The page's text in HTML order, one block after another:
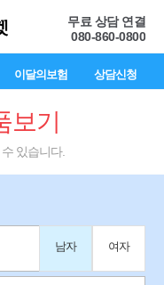
무료 상담 연결
080-860-0800
이달의보험 상담신청
기
있습니다.
남자 여자